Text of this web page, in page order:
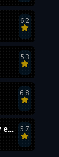
6.2
5.3
6.8
El marido, la esposa y ella 2 5.7